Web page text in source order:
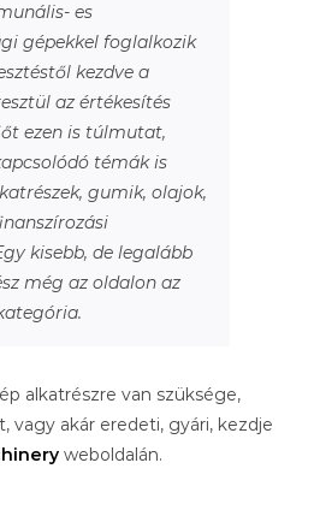
es
gépekkel foglalkozik
kezdve a
az értékesítés
ezen is túlmutat,
témák is
gumik, olajok,
kisebb, de legalább
még az oldalon az
alkatrészre van szüksége,
vagy akár eredeti, gyári, kezdje
weboldalán.